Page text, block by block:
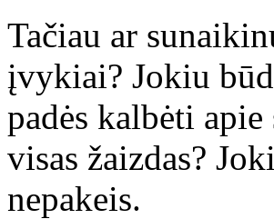
Tačiau ar
įvykiai? Jokiu
padės kalbėti
visas žaizdas?
nepakeis.